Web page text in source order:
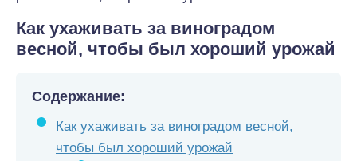
Как ухаживать за виноградом
весной, чтобы был хороший урожай
Содержание:
Как ухаживать за виноградом весной,
чтобы был хороший урожай